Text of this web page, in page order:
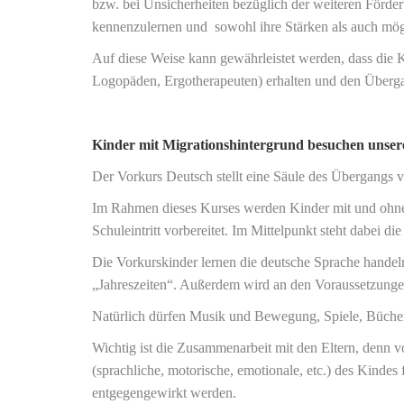
bzw. bei Unsicherheiten bezüglich der weiteren
kennenzulernen und sowohl ihre Stärken als auch
Auf diese Weise kann gewährleistet werden, dass
Logopäden, Ergotherapeuten) erhalten und den
Kinder mit Migrationshintergrund besuchen
Der Vorkurs Deutsch stellt eine Säule des Übergangs
Im Rahmen dieses Kurses werden Kinder mit und
Schuleintritt vorbereitet. Im Mittelpunkt steht dabei
Die Vorkurskinder lernen die deutsche Sprache
„Jahreszeiten“. Außerdem wird an den
Natürlich dürfen Musik und Bewegung, Spiele,
Wichtig ist die Zusammenarbeit mit den Eltern, denn
(sprachliche, motorische, emotionale, etc.) des
entgegengewirkt werden.